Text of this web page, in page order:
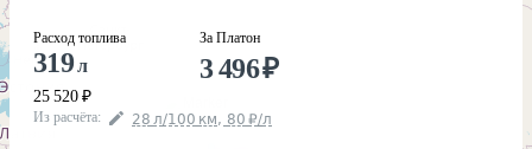
Расход топлива
319л
25 520 ₽
За Платон
3 496₽
Из расчёта: 28 л/100 км, 80 ₽/л